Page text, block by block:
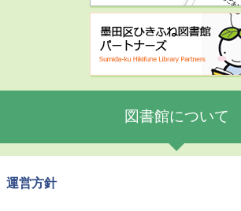
図書館について
運営方針